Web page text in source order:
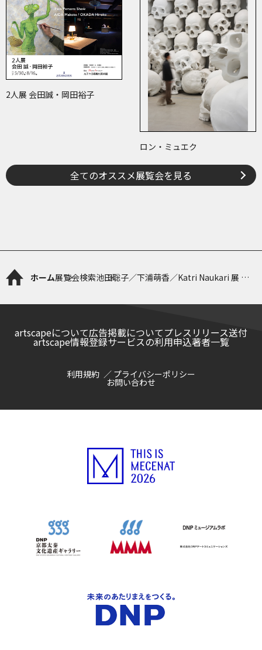
2人展 会田誠・岡田裕子
ロン・ミュエク
全てのオススメ展覧会を見る
ホーム展覧会検索池田聡子／下浦萌香／Katri Naukari 展 縞
artscapeについて広告掲載についてプレスリリース送付
artscape情報登録サービスの利用申込著者一覧
利用規約 プライバシーポリシー
お問い合わせ